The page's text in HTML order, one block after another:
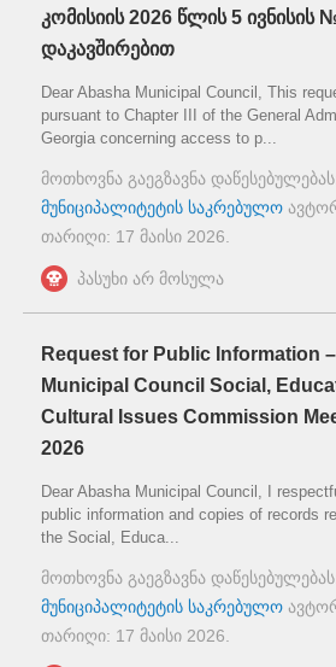
კომისიის 2026 წლის 5 ივნისის
დაკავშირებით
Dear Abasha Municipal Council, This
pursuant to Chapter III of the General
Georgia concerning access to p...
მოთხოვნა გაეგზავნა
მუნიციპალიტეტის საკრებულო
თარიღი: 17 მაისი 2026
პასუხი არ მოსულა
Request for Public Information
Municipal Council Social,
Cultural Issues Commission
2026
Dear Abasha Municipal Council, I
public information and copies of records
the Social, Educa...
მოთხოვნა გაეგზავნა
მუნიციპალიტეტის საკრებულო
თარიღი: 17 მაისი 2026